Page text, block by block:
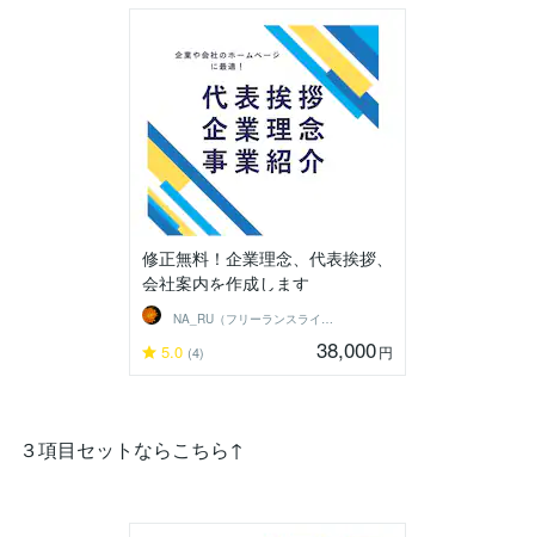
修正無料！企業理念、代表挨拶、
会社案内を作成します
NA_RU（フリーランスライター）
5.0 (4) 38,000円
３項目セットならこちら↑